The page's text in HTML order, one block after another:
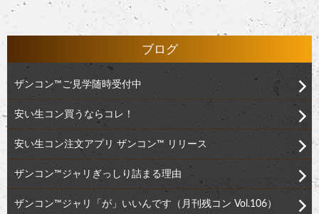
ブログ
ザンコン™︎ご見学随時受付中
安い生コン買うならコレ！
安い生コン注文アプリ ザンコン™︎ リリース
ザンコン™︎ジャリぎっしり詰まる理由
ザンコン™︎ジャリ「が」いいんです（月刊残コン Vol.106）